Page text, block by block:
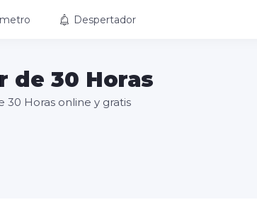
Despertador
de 30 Horas
Horas online y gratis